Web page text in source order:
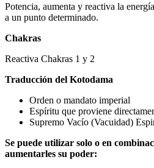
Potencia, aumenta y reactiva la
a un punto determinado.
Chakras
Reactiva Chakras 1 y 2
Traducción del Kotodama
Orden o mandato imperial
Espíritu que proviene
Supremo Vacío (Vacuidad)
Se puede utilizar solo o en
aumentarles su poder: